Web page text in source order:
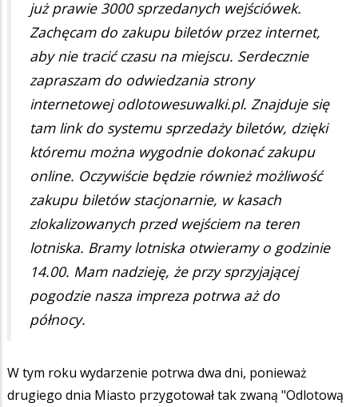
już prawie 3000 sprzedanych wejściówek.
Zachęcam do zakupu biletów przez internet,
aby nie tracić czasu na miejscu. Serdecznie
zapraszam do odwiedzania strony
internetowej odlotowesuwalki.pl. Znajduje się
tam link do systemu sprzedaży biletów, dzięki
któremu można wygodnie dokonać zakupu
online. Oczywiście będzie również możliwość
zakupu biletów stacjonarnie, w kasach
zlokalizowanych przed wejściem na teren
lotniska. Bramy lotniska otwieramy o godzinie
14.00. Mam nadzieję, że przy sprzyjającej
pogodzie nasza impreza potrwa aż do
północy.
W tym roku wydarzenie potrwa dwa dni, ponieważ
drugiego dnia Miasto przygotował tak zwaną "Odlotową